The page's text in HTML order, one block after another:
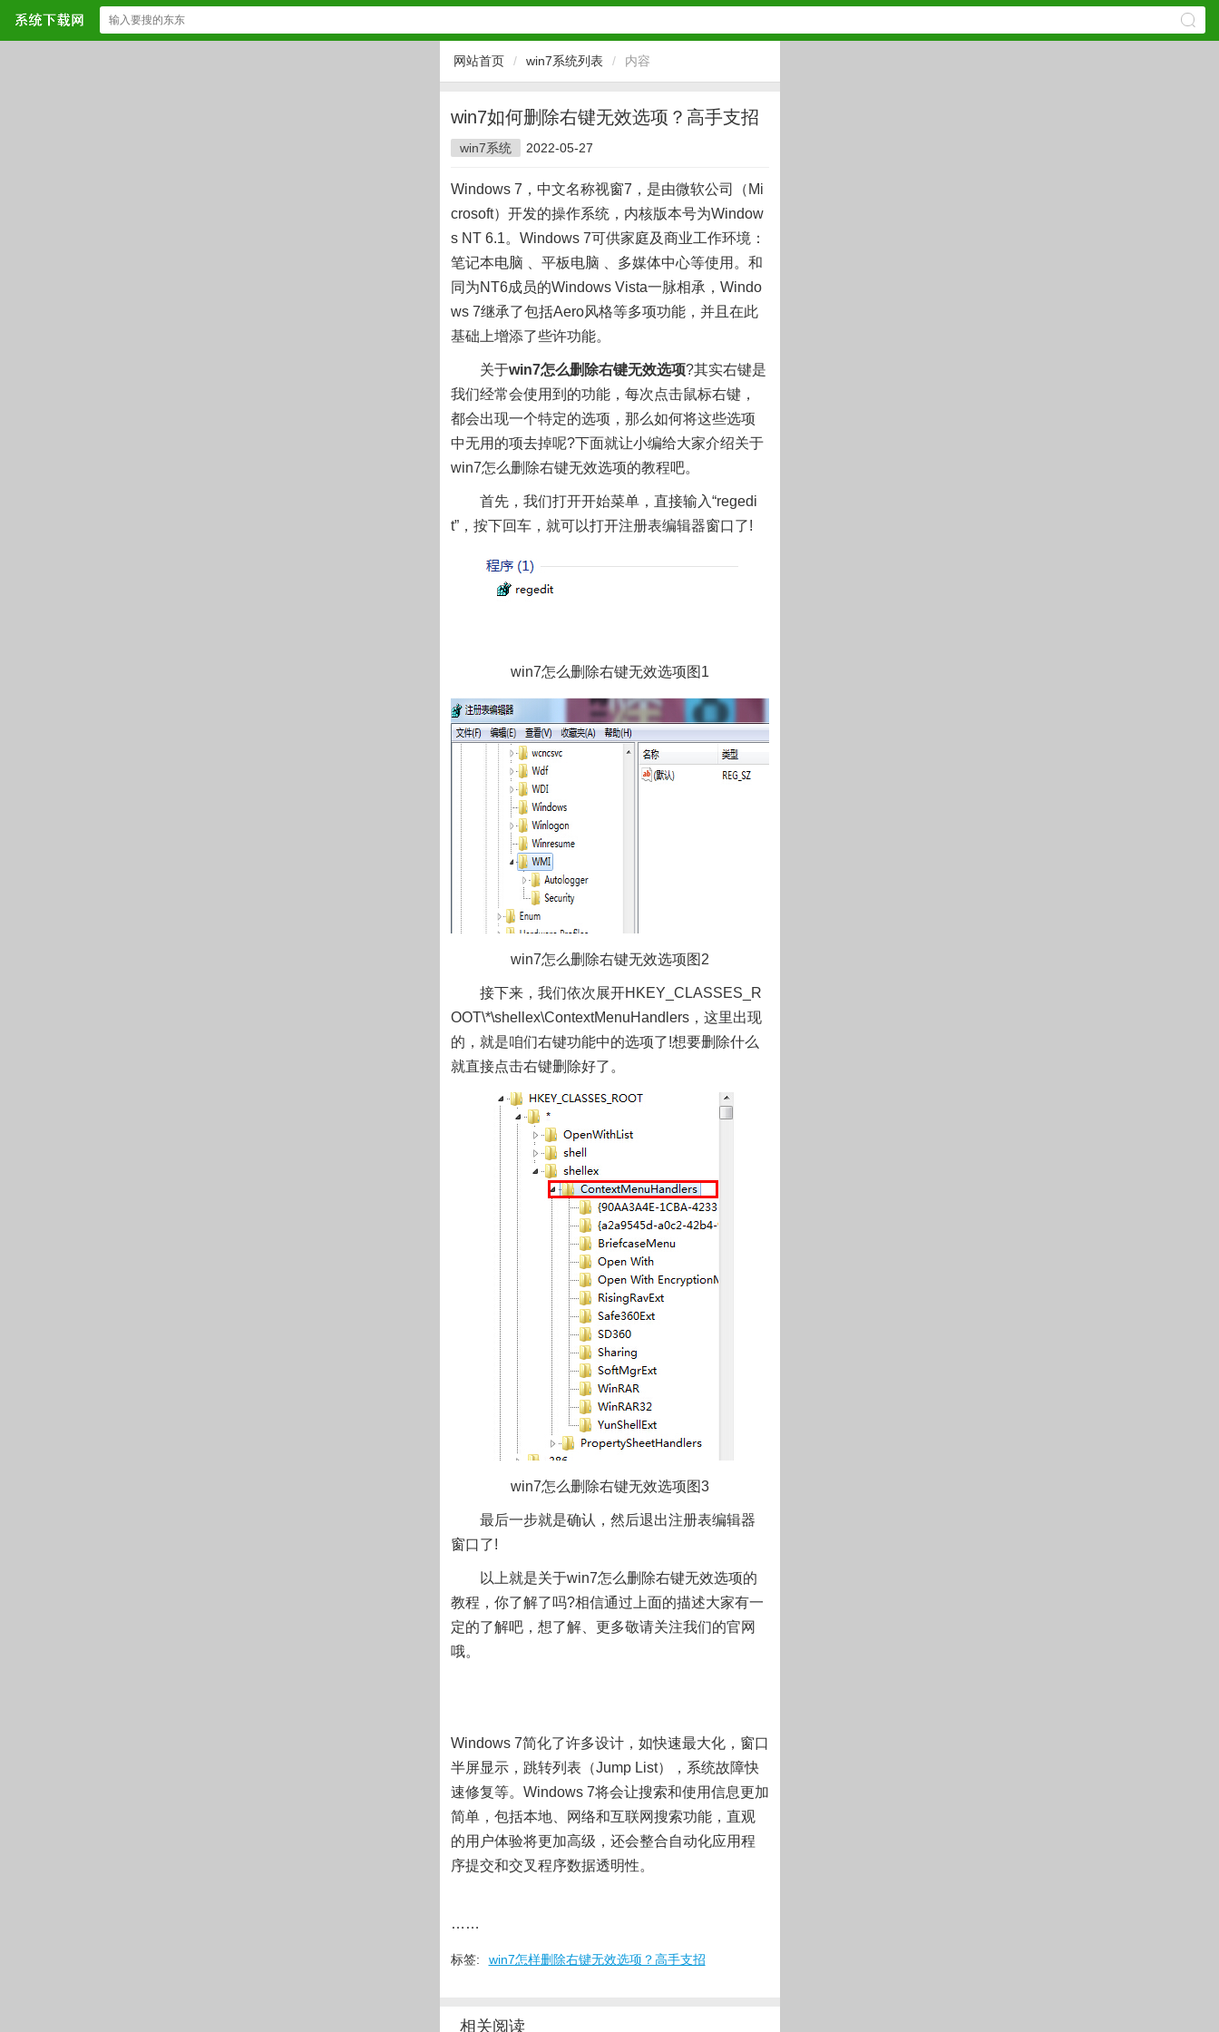
网站首页 / win7系统列表 / 内容
win7如何删除右键无效选项？高手支招
win7系统 2022-05-27
Windows 7，中文名称视窗7，是由微软公司（Mi
crosoft）开发的操作系统，内核版本号为Window
s NT 6.1。Windows 7可供家庭及商业工作环境：
笔记本电脑 、平板电脑 、多媒体中心等使用。和
同为NT6成员的Windows Vista一脉相承，Windo
ws 7继承了包括Aero风格等多项功能，并且在此
基础上增添了些许功能。
关于win7怎么删除右键无效选项?其实右键是
我们经常会使用到的功能，每次点击鼠标右键，
都会出现一个特定的选项，那么如何将这些选项
中无用的项去掉呢?下面就让小编给大家介绍关于
win7怎么删除右键无效选项的教程吧。
首先，我们打开开始菜单，直接输入“regedi
t”，按下回车，就可以打开注册表编辑器窗口了!
win7怎么删除右键无效选项图1
win7怎么删除右键无效选项图2
接下来，我们依次展开HKEY_CLASSES_R
OOT\*\shellex\ContextMenuHandlers，这里出现
的，就是咱们右键功能中的选项了!想要删除什么
就直接点击右键删除好了。
win7怎么删除右键无效选项图3
最后一步就是确认，然后退出注册表编辑器
窗口了!
以上就是关于win7怎么删除右键无效选项的
教程，你了解了吗?相信通过上面的描述大家有一
定的了解吧，想了解、更多敬请关注我们的官网
哦。
Windows 7简化了许多设计，如快速最大化，窗口
半屏显示，跳转列表（Jump List），系统故障快
速修复等。Windows 7将会让搜索和使用信息更加
简单，包括本地、网络和互联网搜索功能，直观
的用户体验将更加高级，还会整合自动化应用程
序提交和交叉程序数据透明性。
……
标签: win7怎样删除右键无效选项？高手支招
相关阅读